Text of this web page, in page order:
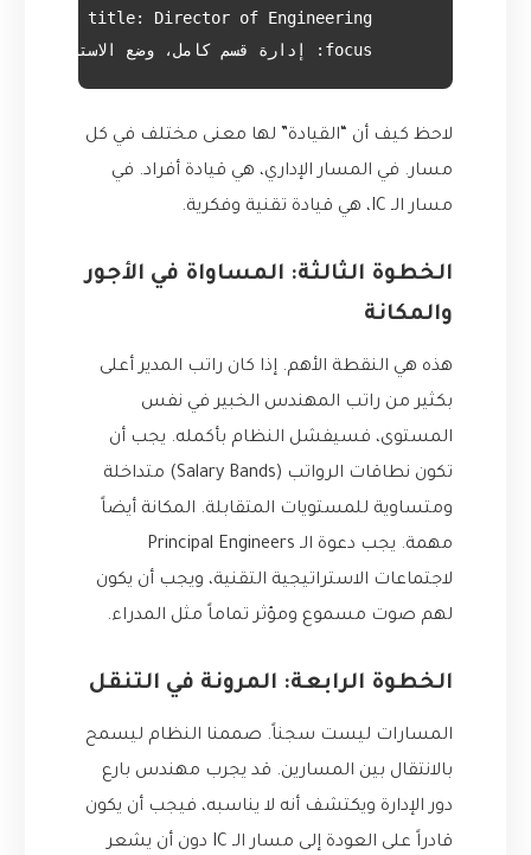
لاحظ كيف أن “القيادة” لها معنى مختلف في كل
مسار. في المسار الإداري، هي قيادة أفراد. في
مسار الـ IC، هي قيادة تقنية وفكرية.
الخطوة الثالثة: المساواة في الأجور
والمكانة
هذه هي النقطة الأهم. إذا كان راتب المدير أعلى
بكثير من راتب المهندس الخبير في نفس
المستوى، فسيفشل النظام بأكمله. يجب أن
تكون نطاقات الرواتب (Salary Bands) متداخلة
ومتساوية للمستويات المتقابلة. المكانة أيضاً
مهمة. يجب دعوة الـ Principal Engineers
لاجتماعات الاستراتيجية التقنية، ويجب أن يكون
لهم صوت مسموع ومؤثر تماماً مثل المدراء.
الخطوة الرابعة: المرونة في التنقل
المسارات ليست سجناً. صممنا النظام ليسمح
بالانتقال بين المسارين. قد يجرب مهندس بارع
دور الإدارة ويكتشف أنه لا يناسبه، فيجب أن يكون
قادراً على العودة إلى مسار الـ IC دون أن يشعر